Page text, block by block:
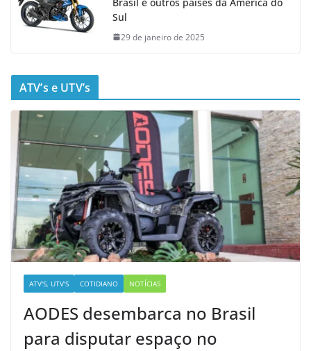
Sul
29 de janeiro de 2025
ATV’s e UTV’s
ATV'S, UTV'S COTIDIANO NOTÍCIAS
AODES desembarca no Brasil
para disputar espaço no